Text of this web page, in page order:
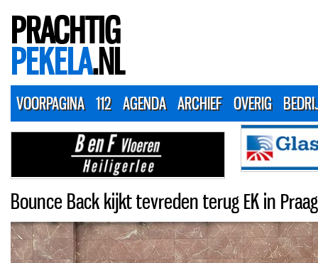
PRACHTIG
PEKELA.NL
VOORPAGINA 112 AGENDA ARCHIEF OVERIG
Bounce Back kijkt tevreden terug EK in Praag